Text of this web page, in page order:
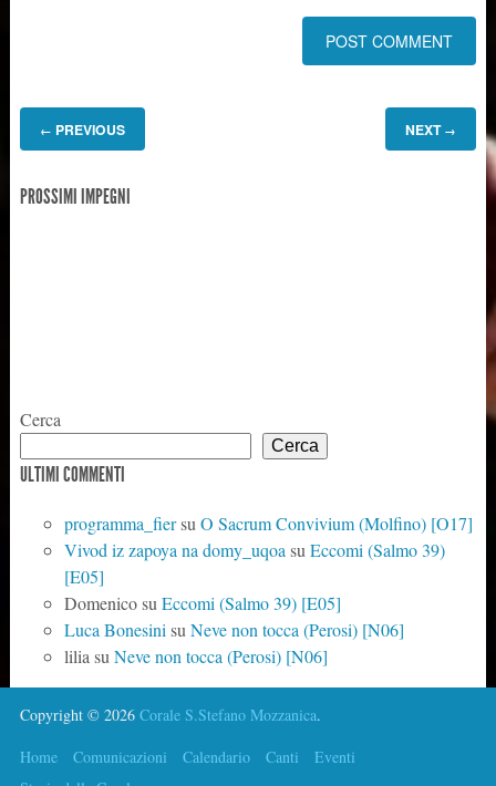
← PREVIOUS NEXT →
PROSSIMI IMPEGNI
Cerca
Cerca
ULTIMI COMMENTI
programma_fiersuO Sacrum Convivium (Molfino) [O17]
Vivod iz zapoya na domy_uqoasuEccomi (Salmo 39)
[E05]
DomenicosuEccomi (Salmo 39) [E05]
Luca BonesinisuNeve non tocca (Perosi) [N06]
liliasuNeve non tocca (Perosi) [N06]
Copyright © 2026 Corale S.Stefano Mozzanica.
Home
Comunicazioni Calendario Canti
Eventi